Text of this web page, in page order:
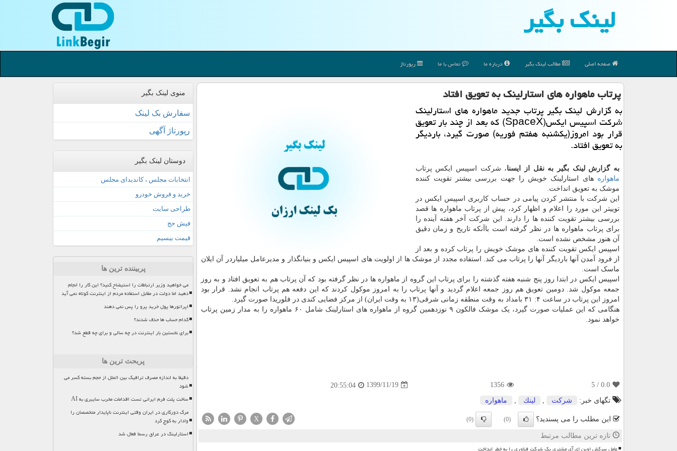
لینك بگیر
صفحه اصلی مطالب لینك بگیر درباره ما تماس با ما رپورتاژ
پرتاب ماهواره های استارلینك به تعویق افتاد
به گزارش لینک بگیر پرتاب جدید ماهواره های استارلینک
شرکت اسپیس ایکس(SpaceX) که بعد از چند بار تعویق
قرار بود امروز(یکشنبه هفتم فوریه) صورت گیرد، باردیگر
به تعویق افتاد.
به گزارش لینک بگیر به نقل از ایسنا، شرکت اسپیس ایکس پرتاب
ماهواره های استارلینک خویش را جهت بررسی بیشتر تقویت کننده
موشک به تعویق انداخت.
این شرکت با منتشر کردن پیامی در حساب کاربری اسپیس ایکس در
توییتر این مورد را اعلام و اظهار کرد، پیش از پرتاب ماهواره ها قصد
بررسی بیشتر تقویت کننده ها را دارند. این شرکت آخر هفته آینده را
برای پرتاب ماهواره ها در نظر گرفته است باآنکه تاریخ و زمان دقیق
آن هنوز مشخص نشده است.
اسپیس ایکس تقویت کننده های موشک خویش را پرتاب کرده و بعد از
از فرود آمدن آنها باردیگر آنها را پرتاب می کند. استفاده مجدد از موشک ها از اولویت های اسپیس ایکس و بنیانگذار و مدیرعامل میلیاردر آن ایلان
ماسک است.
اسپیس ایکس در ابتدا روز پنج شنبه هفته گذشته را برای پرتاب این گروه از ماهواره ها در نظر گرفته بود که آن پرتاب هم به تعویق افتاد و به روز
جمعه موکول شد. دومین تعویق هم روز جمعه اعلام گردید و آنها پرتاب را به امروز موکول کردند که این دفعه هم پرتاب انجام نشد. قرار بود
امروز این پرتاب در ساعت ۴: ۳۱ بامداد به وقت منطقه زمانی شرقی(۱۳ به وقت ایران) از مرکز فضایی کندی در فلوریدا صورت گیرد.
هنگامی که این عملیات صورت گیرد، یک موشک فالکون ۹ نوزدهمین گروه از ماهواره های استارلینک شامل ۶۰ ماهواره را به مدار زمین پرتاب
خواهد نمود.
0.0
/ 5
1356
1399/11/19
20:55:04
تگهای خبر:
شركت لینك ماهواره
این مطلب را می پسندید؟ (0)
(0)
X
تازه ترین مطالب مرتبط
عامل سرکش اوپن ای آی مشتری یک شرکت فناوری را به خطر انداخت
منوی لینک بگیر
سفارش بک لینک
رپورتاژ آگهی
دوستان لینک بگیر
انتخابات مجلس ، کاندیدای مجلس
خرید و فروش خودرو
طراحی سایت
فیش حج
قیمت بیسیم
پربیننده ترین ها
می خواهید وزیر ارتباطات را استیضاح کنید؟ این کار را انجام
دهید اما دولت در مقابل استفاده مردم از اینترنت کوتاه نمی آید
اپراتورها پول خرید پرو را پس نمی دهند
کدام حساب ها حذف شدند؟
برای نخستین بار اینترنت در چه سالی و برای چه قطع شد؟
پربحث ترین ها
دقیقا به اندازه مصرف ترافیک بین الملل از حجم بسته کسر می
شود
ساخت پلت فرم ایرانی تست اقدامات مخرب سایبری به AI
مرگ دورکاری در ایران وقتی اینترنت ناپایدار متخصصان را
وادار به کوچ کرد
استارلینک در عراق رسما فعال شد